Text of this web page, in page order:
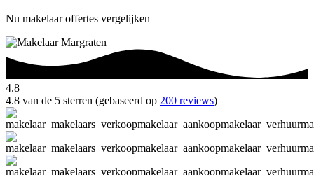
Nu makelaar offertes vergelijken
4.8
4.8 van de 5 sterren (gebaseerd op 200 reviews)